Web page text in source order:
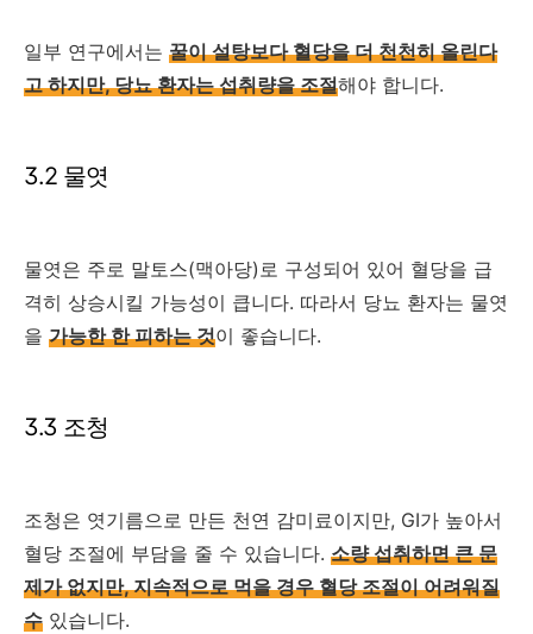
일부 연구에서는 꿀이 설탕보다 혈당을 더 천천히 올린다
고 하지만, 당뇨 환자는 섭취량을 조절해야 합니다.
3.2 물엿
물엿은 주로 말토스(맥아당)로 구성되어 있어 혈당을 급
격히 상승시킬 가능성이 큽니다. 따라서 당뇨 환자는 물엿
을 가능한 한 피하는 것이 좋습니다.
3.3 조청
조청은 엿기름으로 만든 천연 감미료이지만, GI가 높아서
혈당 조절에 부담을 줄 수 있습니다. 소량 섭취하면 큰 문
제가 없지만, 지속적으로 먹을 경우 혈당 조절이 어려워질
수 있습니다.